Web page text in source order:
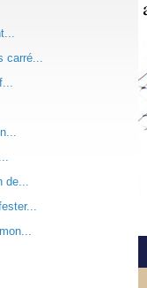
carré...
de...